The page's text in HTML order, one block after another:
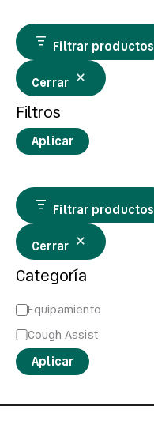
Filtrar productos
Cerrar
Filtros
Aplicar
Filtrar productos
Cerrar
Categoría
Equipamiento
Cough Assist
Aplicar